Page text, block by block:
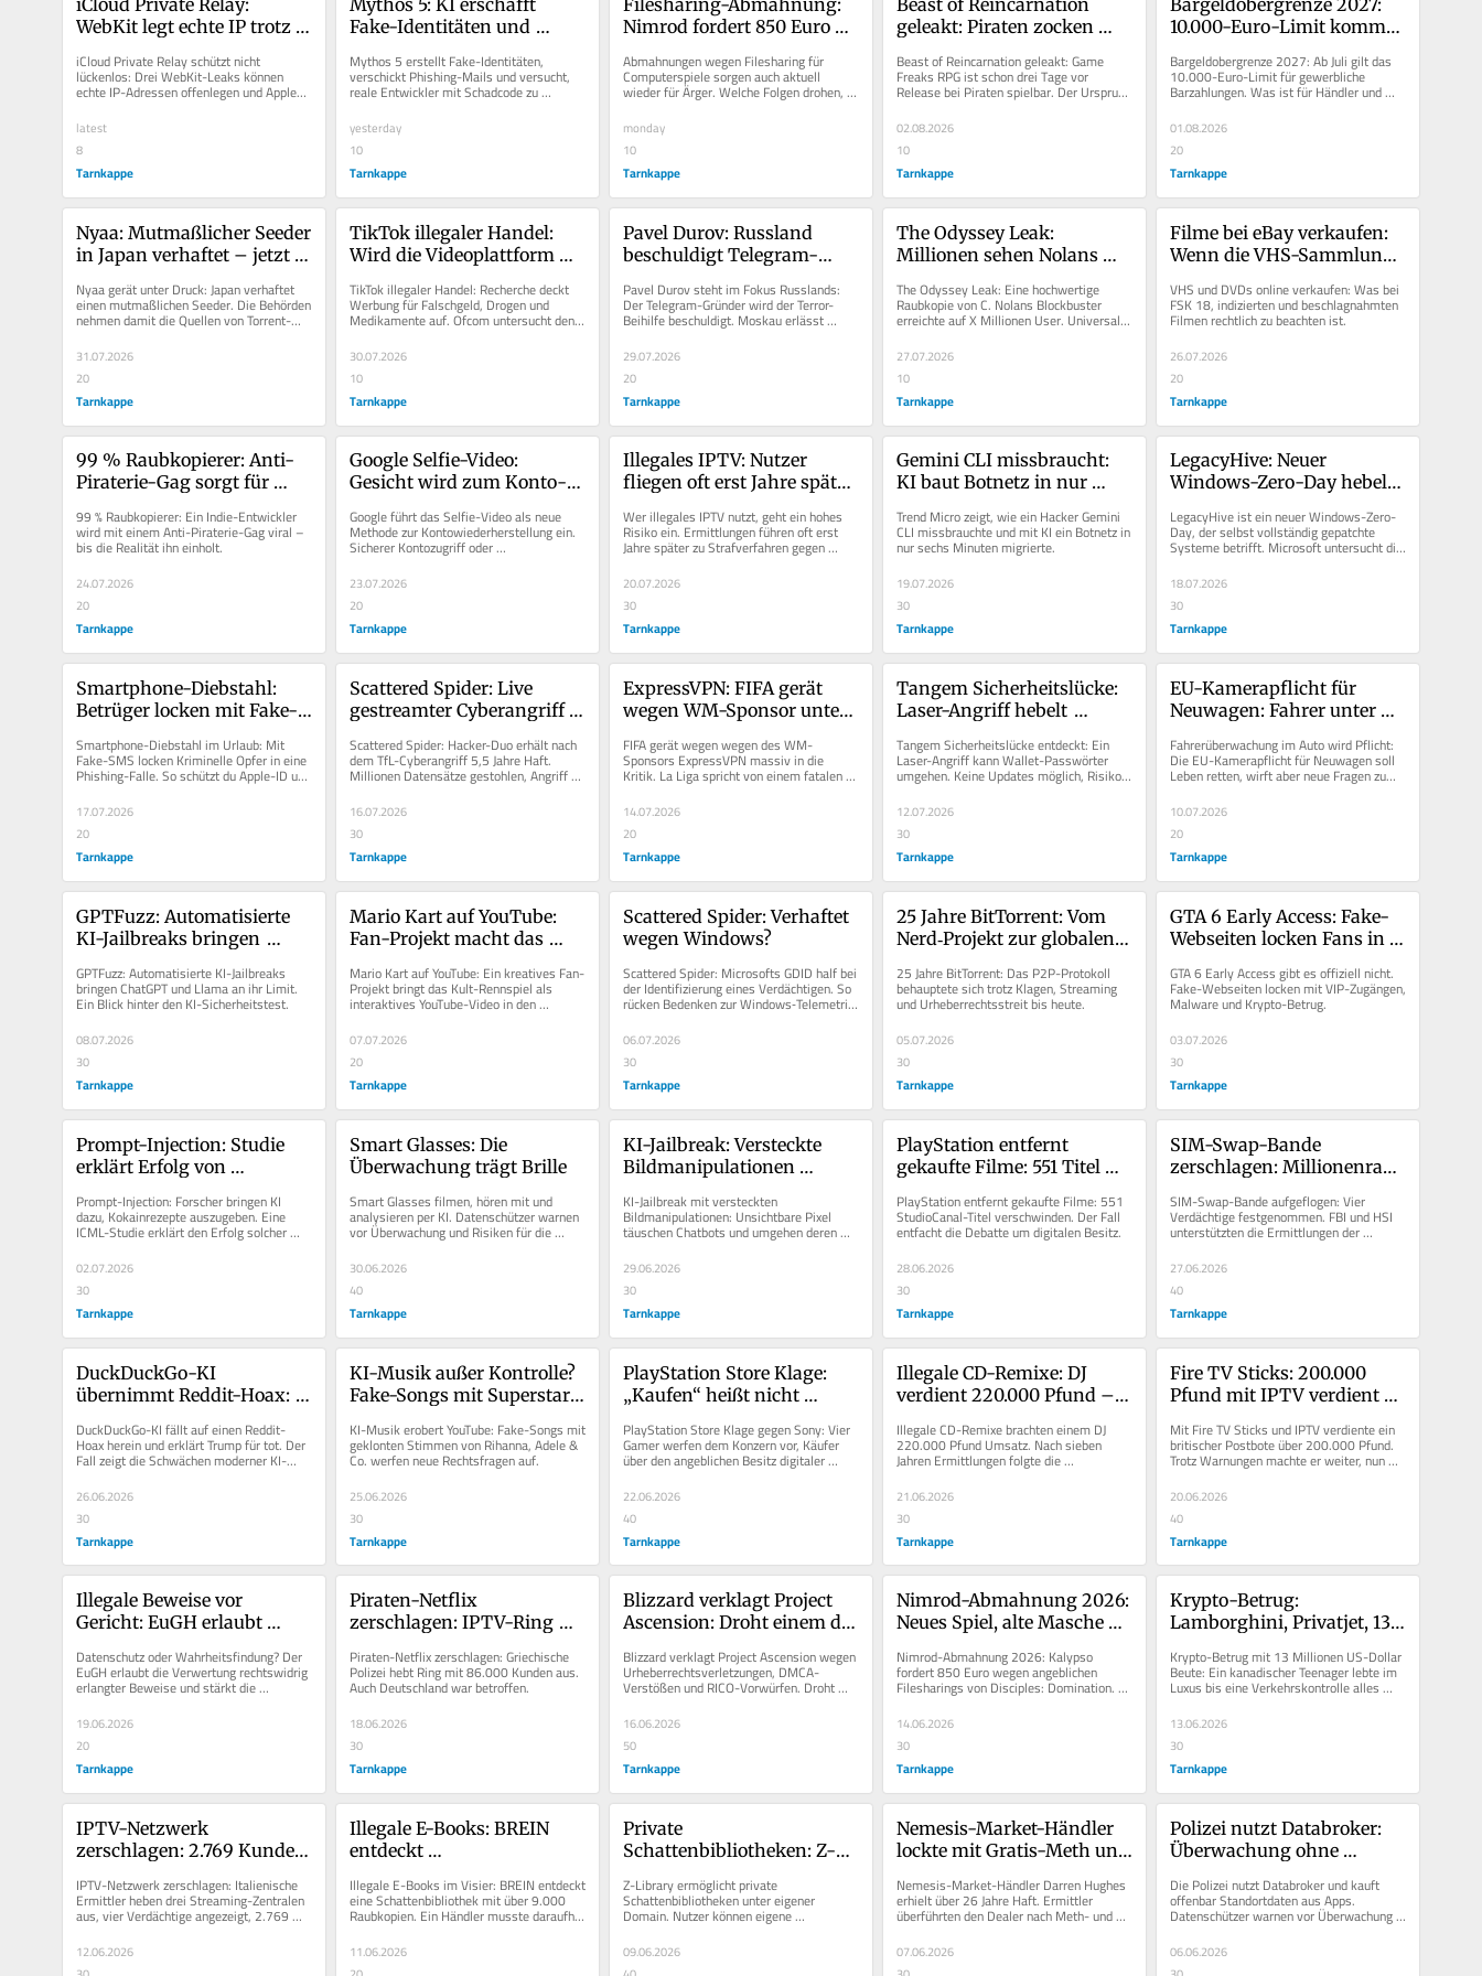
WebKit legt echte IP trotz
iCloud Private Relay schützt nicht
lückenlos: Drei WebKit-Leaks können
echte IP-Adressen offenlegen und Apples
Privatsphäre-Schutz umgehen.
latest
8
Tarnkappe
Fake-Identitäten und
Mythos 5 erstellt Fake-Identitäten,
verschickt Phishing-Mails und versucht,
reale Entwickler mit Schadcode zu
yesterday
10
Tarnkappe
Nimrod fordert 850 Euro
Computerspiele
Abmahnungen wegen Filesharing für
Computerspiele sorgen auch aktuell
wieder für Ärger. Welche Folgen drohen,
wann haften Anschlussinhaber?
monday
10
Tarnkappe
geleakt: Piraten zocken
drei Tage vor Release
Beast of Reincarnation geleakt: Game
Freaks RPG ist schon drei Tage vor
Release bei Piraten spielbar. Der Ursprung
des Leaks bleibt unklar.
02.08.2026
10
Tarnkappe
10.000-Euro-Limit kommt
Bargeldobergrenze 2027: Ab Juli gilt das
10.000-Euro-Limit für gewerbliche
Barzahlungen. Was ist für Händler und
Privatpersonen zu beachten?
01.08.2026
20
Tarnkappe
Nyaa: Mutmaßlicher Seeder
in Japan verhaftet – jetzt
Nyaa gerät unter Druck: Japan verhaftet
einen mutmaßlichen Seeder. Die Behörden
nehmen damit die Quellen von Torrent-
31.07.2026
20
Tarnkappe
TikTok illegaler Handel:
Wird die Videoplattform
TikTok illegaler Handel: Recherche deckt
Werbung für Falschgeld, Drogen und
Medikamente auf. Ofcom untersucht den
30.07.2026
10
Tarnkappe
Pavel Durov: Russland
beschuldigt Telegram-
Pavel Durov steht im Fokus Russlands:
Der Telegram-Gründer wird der Terror-
Beihilfe beschuldigt. Moskau erlässt
internationalen Haftbefehl.
29.07.2026
20
Tarnkappe
The Odyssey Leak:
Millionen sehen Nolans
The Odyssey Leak: Eine hochwertige
Raubkopie von C. Nolans Blockbuster
erreichte auf X Millionen User. Universal
27.07.2026
10
Tarnkappe
Filme bei eBay verkaufen:
Wenn die VHS-Sammlung
VHS und DVDs online verkaufen: Was bei
FSK 18, indizierten und beschlagnahmten
Filmen rechtlich zu beachten ist.
26.07.2026
20
Tarnkappe
99 % Raubkopierer: Anti-
Piraterie-Gag sorgt für
99 % Raubkopierer: Ein Indie-Entwickler
wird mit einem Anti-Piraterie-Gag viral –
bis die Realität ihn einholt.
24.07.2026
20
Tarnkappe
Google Selfie-Video:
Gesicht wird zum Konto-
Google führt das Selfie-Video als neue
Methode zur Kontowiederherstellung ein.
Sicherer Kontozugriff oder
Datenschutzrisiko?
23.07.2026
20
Tarnkappe
Illegales IPTV: Nutzer
fliegen oft erst Jahre später
Wer illegales IPTV nutzt, geht ein hohes
Risiko ein. Ermittlungen führen oft erst
Jahre später zu Strafverfahren gegen
Nutzer.
20.07.2026
30
Tarnkappe
Gemini CLI missbraucht:
KI baut Botnetz in nur
Trend Micro zeigt, wie ein Hacker Gemini
CLI missbrauchte und mit KI ein Botnetz in
nur sechs Minuten migrierte.
19.07.2026
30
Tarnkappe
LegacyHive: Neuer
Windows-Zero-Day hebelt
gepatchte Systeme aus
LegacyHive ist ein neuer Windows-Zero-
Day, der selbst vollständig gepatchte
Systeme betrifft. Microsoft untersucht die
Schwachstelle.
18.07.2026
30
Tarnkappe
Smartphone-Diebstahl:
Betrüger locken mit Fake-
Smartphone-Diebstahl im Urlaub: Mit
Fake-SMS locken Kriminelle Opfer in eine
Phishing-Falle. So schützt du Apple-ID und
Google-Konto.
17.07.2026
20
Tarnkappe
Scattered Spider: Live
gestreamter Cyberangriff
Scattered Spider: Hacker-Duo erhält nach
dem TfL-Cyberangriff 5,5 Jahre Haft.
Millionen Datensätze gestohlen, Angriff
16.07.2026
30
Tarnkappe
ExpressVPN: FIFA gerät
wegen WM-Sponsor unter
FIFA gerät wegen wegen des WM-
Sponsors ExpressVPN massiv in die
Kritik. La Liga spricht von einem fatalen
14.07.2026
20
Tarnkappe
Tangem Sicherheitslücke:
Laser-Angriff hebelt
aus
Tangem Sicherheitslücke entdeckt: Ein
Laser-Angriff kann Wallet-Passwörter
umgehen. Keine Updates möglich, Risiko
bei physischem Zugriff.
12.07.2026
30
Tarnkappe
EU-Kamerapflicht für
Neuwagen: Fahrer unter
Fahrerüberwachung im Auto wird Pflicht:
Die EU-Kamerapflicht für Neuwagen soll
Leben retten, wirft aber neue Fragen zum
Datenschutz auf.
10.07.2026
20
Tarnkappe
GPTFuzz: Automatisierte
KI-Jailbreaks bringen
an ihre Grenzen
GPTFuzz: Automatisierte KI-Jailbreaks
bringen ChatGPT und Llama an ihr Limit.
Ein Blick hinter den KI-Sicherheitstest.
08.07.2026
30
Tarnkappe
Mario Kart auf YouTube:
Fan-Projekt macht das
spielbar
Mario Kart auf YouTube: Ein kreatives Fan-
Projekt bringt das Kult-Rennspiel als
interaktives YouTube-Video in den
07.07.2026
20
Tarnkappe
Scattered Spider: Verhaftet
wegen Windows?
Scattered Spider: Microsofts GDID half bei
der Identifizierung eines Verdächtigen. So
rücken Bedenken zur Windows‑Telemetrie
06.07.2026
30
Tarnkappe
25 Jahre BitTorrent: Vom
Nerd‑Projekt zur globalen
25 Jahre BitTorrent: Das P2P-Protokoll
behauptete sich trotz Klagen, Streaming
und Urheberrechtsstreit bis heute.
05.07.2026
30
Tarnkappe
GTA 6 Early Access: Fake-
Webseiten locken Fans in
GTA 6 Early Access gibt es offiziell nicht.
Fake-Webseiten locken mit VIP-Zugängen,
Malware und Krypto-Betrug.
03.07.2026
30
Tarnkappe
Prompt-Injection: Studie
erklärt Erfolg von
Sprachmodelle
Prompt-Injection: Forscher bringen KI
dazu, Kokainrezepte auszugeben. Eine
ICML-Studie erklärt den Erfolg solcher
02.07.2026
30
Tarnkappe
Smart Glasses: Die
Überwachung trägt Brille
Smart Glasses filmen, hören mit und
analysieren per KI. Datenschützer warnen
vor Überwachung und Risiken für die
30.06.2026
40
Tarnkappe
KI-Jailbreak: Versteckte
Bildmanipulationen
KI-Jailbreak mit versteckten
Bildmanipulationen: Unsichtbare Pixel
täuschen Chatbots und umgehen deren
29.06.2026
30
Tarnkappe
PlayStation entfernt
gekaufte Filme: 551 Titel
PlayStation entfernt gekaufte Filme: 551
StudioCanal-Titel verschwinden. Der Fall
entfacht die Debatte um digitalen Besitz.
28.06.2026
30
Tarnkappe
SIM-Swap-Bande
zerschlagen: Millionenraub
Festnahmen
SIM-Swap-Bande aufgeflogen: Vier
Verdächtige festgenommen. FBI und HSI
unterstützten die Ermittlungen der
27.06.2026
40
Tarnkappe
DuckDuckGo-KI
übernimmt Reddit-Hoax:
DuckDuckGo-KI fällt auf einen Reddit-
Hoax herein und erklärt Trump für tot. Der
Fall zeigt die Schwächen moderner KI-
Suchmaschinen auf.
26.06.2026
30
Tarnkappe
KI-Musik außer Kontrolle?
Fake-Songs mit Superstar-
KI-Musik erobert YouTube: Fake-Songs mit
geklonten Stimmen von Rihanna, Adele &
Co. werfen neue Rechtsfragen auf.
25.06.2026
30
Tarnkappe
PlayStation Store Klage:
„Kaufen“ heißt nicht
Gericht
PlayStation Store Klage gegen Sony: Vier
Gamer werfen dem Konzern vor, Käufer
über den angeblichen Besitz digitaler
Spiele zu täuschen.
22.06.2026
40
Tarnkappe
Illegale CD-Remixe: DJ
verdient 220.000 Pfund –
sieben Jahren
Ermittlungen
Illegale CD-Remixe brachten einem DJ
220.000 Pfund Umsatz. Nach sieben
Jahren Ermittlungen folgte die
Bewährungsstrafe.
21.06.2026
30
Tarnkappe
Fire TV Sticks: 200.000
Pfund mit IPTV verdient –
Gefängnis
Mit Fire TV Sticks und IPTV verdiente ein
britischer Postbote über 200.000 Pfund.
Trotz Warnungen machte er weiter, nun
folgt die Haftstrafe
20.06.2026
40
Tarnkappe
Illegale Beweise vor
Gericht: EuGH erlaubt
Datenschutz oder Wahrheitsfindung? Der
EuGH erlaubt die Verwertung rechtswidrig
erlangter Beweise und stärkt die
Sachverhaltsaufklärung.
19.06.2026
20
Tarnkappe
Piraten-Netflix
zerschlagen: IPTV-Ring
belieferte auch
Deutschland
Piraten-Netflix zerschlagen: Griechische
Polizei hebt Ring mit 86.000 Kunden aus.
Auch Deutschland war betroffen.
18.06.2026
30
Tarnkappe
Blizzard verklagt Project
Ascension: Droht einem der
das Aus?
Blizzard verklagt Project Ascension wegen
Urheberrechtsverletzungen, DMCA-
Verstößen und RICO-Vorwürfen. Droht
16.06.2026
50
Tarnkappe
Nimrod-Abmahnung 2026:
Neues Spiel, alte Masche –
Nimrod-Abmahnung 2026: Kalypso
fordert 850 Euro wegen angeblichen
Filesharings von Disciples: Domination.
Müssen Betroffene zahlen?
14.06.2026
30
Tarnkappe
Krypto-Betrug:
Lamborghini, Privatjet, 13
kam die Verkehrskontrolle
Krypto-Betrug mit 13 Millionen US-Dollar
Beute: Ein kanadischer Teenager lebte im
Luxus bis eine Verkehrskontrolle alles
13.06.2026
30
Tarnkappe
IPTV-Netzwerk
zerschlagen: 2.769 Kunden
5.000 Euro drohen
IPTV-Netzwerk zerschlagen: Italienische
Ermittler heben drei Streaming-Zentralen
aus, vier Verdächtige angezeigt, 2.769
User identifiziert.
12.06.2026
Illegale E-Books: BREIN
entdeckt
über 9.000 Raubkopien
Illegale E-Books im Visier: BREIN entdeckt
eine Schattenbibliothek mit über 9.000
Raubkopien. Ein Händler musste daraufhin
einlenken.
11.06.2026
Private
Schattenbibliotheken: Z-
Betreibern
Z-Library ermöglicht private
Schattenbibliotheken unter eigener
Domain. Nutzer können eigene
Bibliotheksportale betreiben und
anpassen.
09.06.2026
Nemesis-Market-Händler
lockte mit Gratis-Meth und
Nemesis-Market-Händler Darren Hughes
erhielt über 26 Jahre Haft. Ermittler
überführten den Dealer nach Meth- und
07.06.2026
Polizei nutzt Databroker:
Überwachung ohne
Die Polizei nutzt Databroker und kauft
offenbar Standortdaten aus Apps.
Datenschützer warnen vor Überwachung
06.06.2026